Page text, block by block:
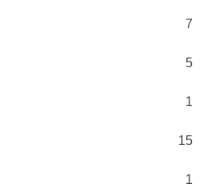
7
5
1
15
1